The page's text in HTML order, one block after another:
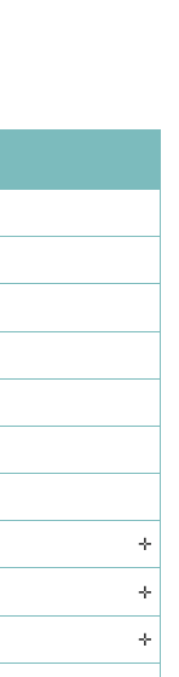
✛
✛
✛